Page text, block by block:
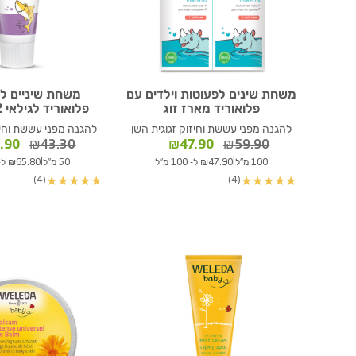
משחת שינים לפעוטות וילדים עם
פלואוריד מארז זוג
להגנה מפני עששת וחיזוק זגוגית השן
₪59.90
המחיר
המקורי
₪47.90
המחיר
הנוכחי
100 מ"ל |₪47.90 ל- 100 מ"ל
★
★
★
★
★
(4)
משחת שיניים
פלואוריד לגילאי 6-12 שנים
להגנה מפני עששת
₪43.30
50 מ"ל | ₪65.80 ל- 100 מ"ל
★
★
★
★
★
(4)